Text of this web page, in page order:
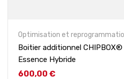
Optimisation et
Boitier additionnel
Essence Hybride
Prix
600,00 €